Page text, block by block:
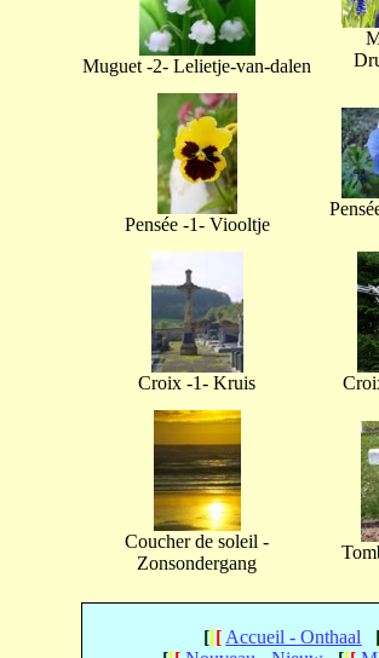
Muguet -2- Lelietje-van-dalen
Pensée -1- Viooltje
Croix -1- Kruis
Coucher de soleil -
Zonsondergang
[[[ Accueil - Onthaal